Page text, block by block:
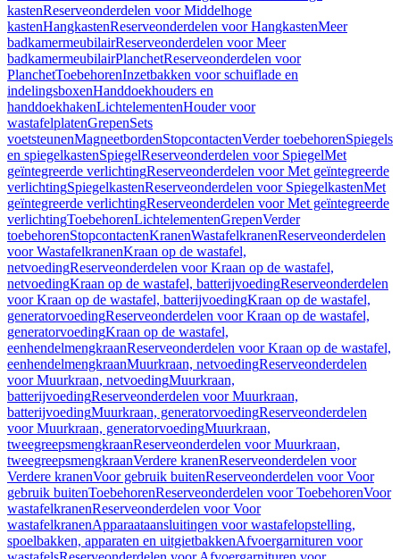
kastenReserveonderdelen voor Middelhoge
kastenHangkastenReserveonderdelen voor HangkastenMeer
badkamermeubilairReserveonderdelen voor Meer
badkamermeubilairPlanchetReserveonderdelen voor
PlanchetToebehorenInzetbakken voor schuiflade en
indelingsboxenHanddoekhouders en
handdoekhakenLichtelementenHouder voor
wastafelplatenGrepenSets
voetsteunenMagneetbordenStopcontactenVerder toebehorenSpiegels
en spiegelkastenSpiegelReserveonderdelen voor SpiegelMet
geïntegreerde verlichtingReserveonderdelen voor Met geïntegreerde
verlichtingSpiegelkastenReserveonderdelen voor SpiegelkastenMet
geïntegreerde verlichtingReserveonderdelen voor Met geïntegreerde
verlichtingToebehorenLichtelementenGrepenVerder
toebehorenStopcontactenKranenWastafelkranenReserveonderdelen
voor WastafelkranenKraan op de wastafel,
netvoedingReserveonderdelen voor Kraan op de wastafel,
netvoedingKraan op de wastafel, batterijvoedingReserveonderdelen
voor Kraan op de wastafel, batterijvoedingKraan op de wastafel,
generatorvoedingReserveonderdelen voor Kraan op de wastafel,
generatorvoedingKraan op de wastafel,
eenhendelmengkraanReserveonderdelen voor Kraan op de wastafel,
eenhendelmengkraanMuurkraan, netvoedingReserveonderdelen
voor Muurkraan, netvoedingMuurkraan,
batterijvoedingReserveonderdelen voor Muurkraan,
batterijvoedingMuurkraan, generatorvoedingReserveonderdelen
voor Muurkraan, generatorvoedingMuurkraan,
tweegreepsmengkraanReserveonderdelen voor Muurkraan,
tweegreepsmengkraanVerdere kranenReserveonderdelen voor
Verdere kranenVoor gebruik buitenReserveonderdelen voor Voor
gebruik buitenToebehorenReserveonderdelen voor ToebehorenVoor
wastafelkranenReserveonderdelen voor Voor
wastafelkranenApparaataansluitingen voor wastafelopstelling,
spoelbakken, apparaten en uitgietbakkenAfvoergarnituren voor